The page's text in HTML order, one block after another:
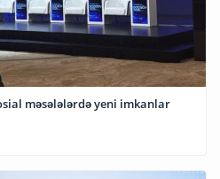
məsələlərdə yeni imkanlar